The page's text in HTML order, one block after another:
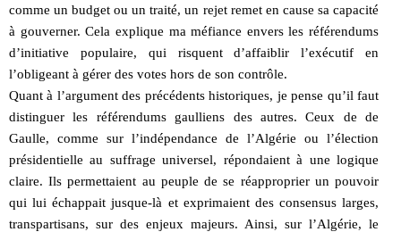
comme un budget ou un traité, un rejet remet en cause sa capacité
à gouverner. Cela explique ma méfiance envers les référendums
d’initiative populaire, qui risquent d’affaiblir l’exécutif en
l’obligeant à gérer des votes hors de son contrôle.
Quant à l’argument des précédents historiques, je pense qu’il faut
distinguer les référendums gaulliens des autres. Ceux de de
Gaulle, comme sur l’indépendance de l’Algérie ou l’élection
présidentielle au suffrage universel, répondaient à une logique
claire. Ils permettaient au peuple de se réapproprier un pouvoir
qui lui échappait jusque-là et exprimaient des consensus larges,
transpartisans, sur des enjeux majeurs. Ainsi, sur l’Algérie, le